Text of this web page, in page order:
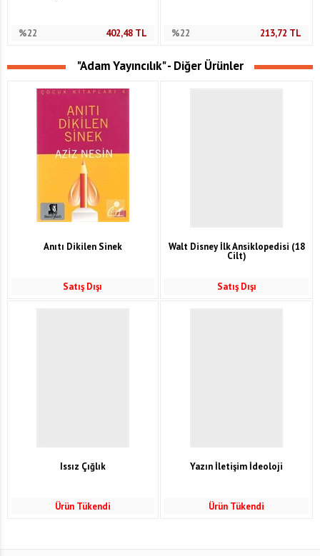
%22 402,48TL %22 213,72 TL
"Adam Yayıncılık" - Diğer Ürünler
Anıtı Dikilen Sinek
Satış Dışı
Walt Disney İlk Ansiklopedisi (18
Cilt)
Satış Dışı
Issız Çığlık
Ürün Tükendi
Yazın İletişim İdeoloji
Ürün Tükendi